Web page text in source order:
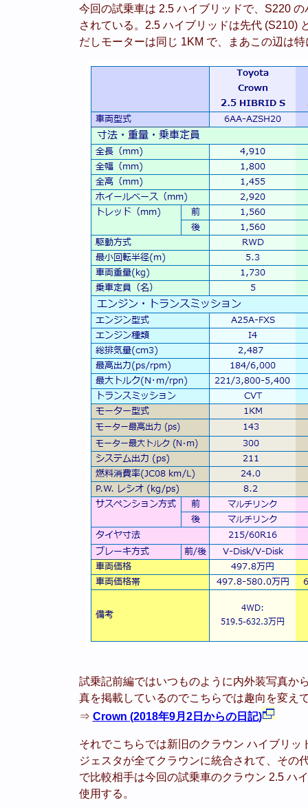
今回の試乗車は 2.5 ハイブリッドで、S220
されている。2.5 ハイブリッドは先代 (S210)
だしモーターは同じ 1KM で、まあこの辺は
試乗記前編ではいつものように内外装写真か
真を掲載しているのでこちらでは趣向を変え
⇒ Crown (2018年9月2日からの日記)
それでこちらでは新旧のクラウン ハイブリ
ジェスタが全てクラウンに統合されて、その
で比較相手は今回の試乗車のクラウン 2.5 ハ
使用する。